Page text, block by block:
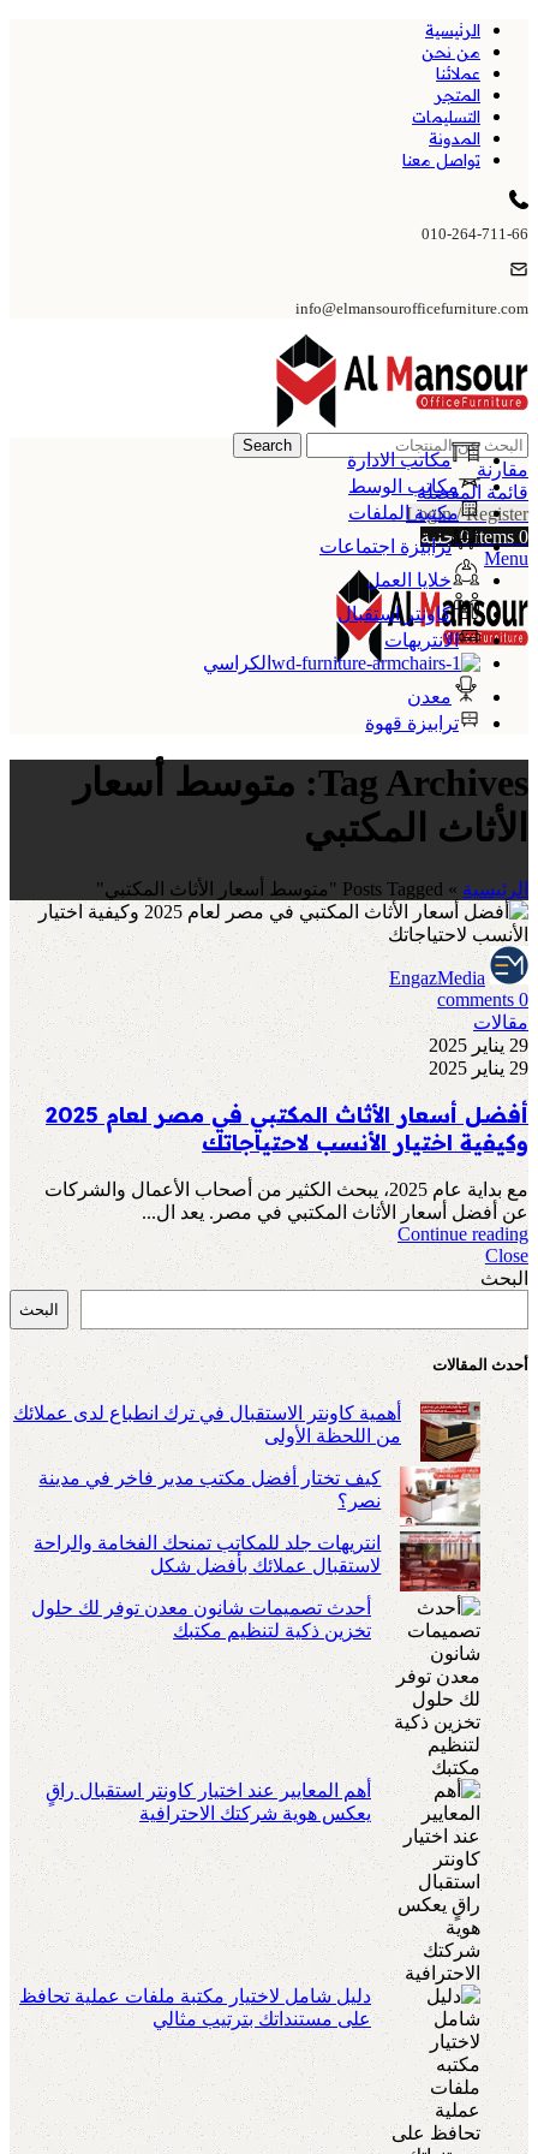
الرئيسية
من نحن
عملائنا
المتجر
التسليمات
المدونة
تواصل معنا
010-264-711-66
info@elmansourofficefurniture.com
Search
مقارنة
قائمة المفضلة
Login / Register
0
items
0 جنية
Menu
مكاتب الادارة
مكاتب الوسط
مكتبة الملفات
ترابيزة اجتماعات
خلايا العمل
كاونتر استقبال
الانتريهات
الكراسي
معدن
ترابيزة قهوة
Tag Archives: متوسط أسعار
الأثاث المكتبي
الرئيسية » Posts Tagged "متوسط أسعار الأثاث المكتبي"
EngazMedia
0
comments
مقالات
29 يناير 2025
29 يناير 2025
أفضل أسعار الأثاث المكتبي في مصر لعام 2025
وكيفية اختيار الأنسب لاحتياجاتك
مع بداية عام 2025، يبحث الكثير من أصحاب الأعمال والشركات
عن أفضل أسعار الأثاث المكتبي في مصر. يعد ال...
Continue reading
Close
البحث
البحث
أحدث المقالات
أهمية كاونتر الاستقبال في ترك انطباع لدى عملائك
من اللحظة الأولى
كيف تختار أفضل مكتب مدير فاخر في مدينة
نصر؟
انتريهات جلد للمكاتب تمنحك الفخامة والراحة
لاستقبال عملائك بأفضل شكل
أحدث تصميمات شانون معدن توفر لك حلول
تخزين ذكية لتنظيم مكتبك
أهم المعايير عند اختيار كاونتر استقبال راقٍ
يعكس هوية شركتك الاحترافية
دليل شامل لاختيار مكتبة ملفات عملية تحافظ
على مستنداتك بترتيب مثالي